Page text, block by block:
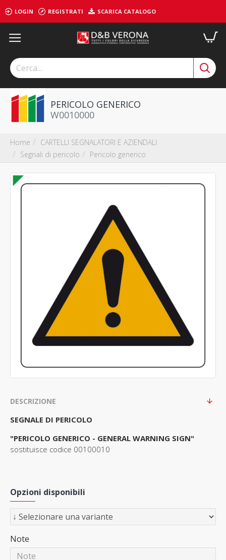
LOGIN REGISTRATI SCARICA CATALOGO
Home
CARTELLI SEGNALATORI E AZIENDALI
Segnali di pericolo
Pericolo generico
PERICOLO GENERICO
W0010000
DESCRIZIONE
SEGNALE DI PERICOLO
"PERICOLO GENERICO - GENERAL WARNING SIGN"
sostituisce codice 00100010
Opzioni disponibili
Note